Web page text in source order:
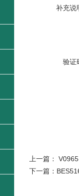
补充说
验证
上一篇：
下一篇：